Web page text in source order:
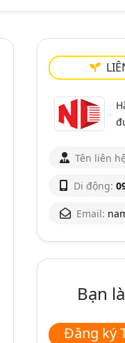
Tên liên
Di động:
Email:
Bạn
Đăng ký